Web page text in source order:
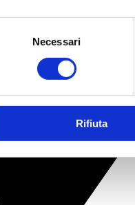
Necessari
Rifiuta